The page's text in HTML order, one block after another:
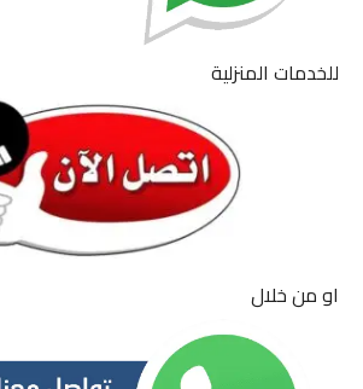
للخدمات المنزلية
او من خلال